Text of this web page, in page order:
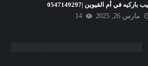
في أم القيوين |0547149297
مارس 26, 2025
14